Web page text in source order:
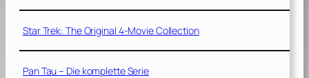
Star Trek: The Original 4-Movie Collection
Pan Tau – Die komplette Serie